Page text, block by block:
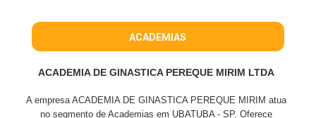
ACADEMIAS
ACADEMIA DE GINASTICA PEREQUE MIRIM LTDA
A empresa ACADEMIA DE GINASTICA PEREQUE MIRIM atua
no segmento de Academias em UBATUBA - SP. Oferece